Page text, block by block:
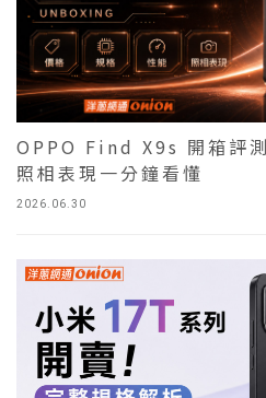
2026.06.30
OPPO Find X9s 開箱評
照相表現一分鐘看懂